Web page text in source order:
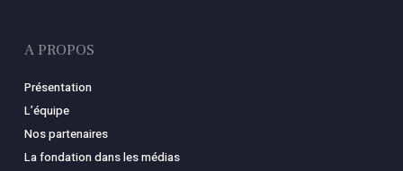
A PROPOS
Présentation
L’équipe
Nos partenaires
La fondation dans les médias